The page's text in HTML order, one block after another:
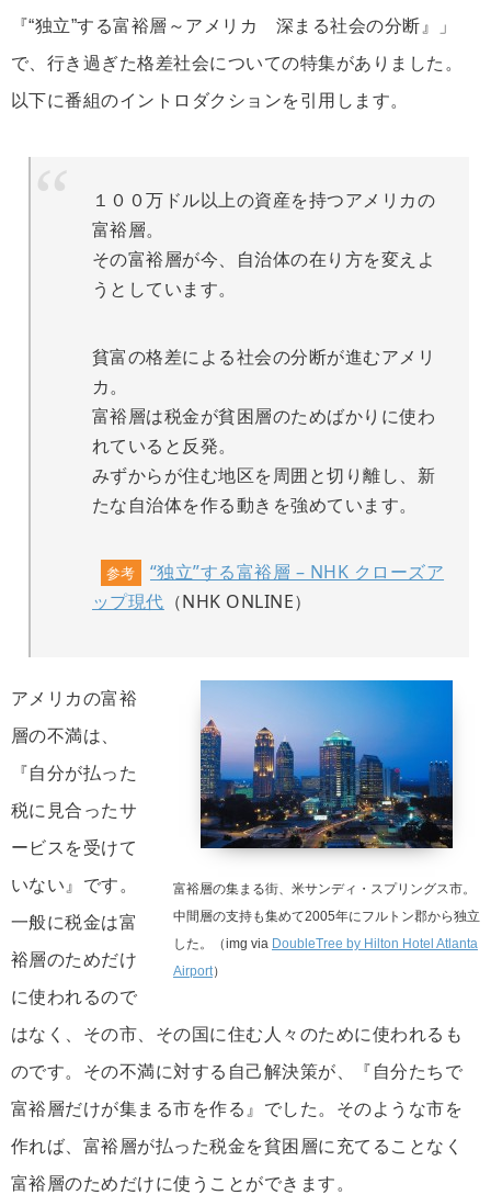
『“独立”する富裕層～アメリカ 深まる社会の分断』」
で、行き過ぎた格差社会についての特集がありました。
以下に番組のイントロダクションを引用します。
１００万ドル以上の資産を持つアメリカの
富裕層。
その富裕層が今、自治体の在り方を変えよ
うとしています。
貧富の格差による社会の分断が進むアメリ
カ。
富裕層は税金が貧困層のためばかりに使わ
れていると反発。
みずからが住む地区を周囲と切り離し、新
たな自治体を作る動きを強めています。
参考
“独立”する富裕層 – NHK クローズア
ップ現代 （NHK ONLINE）
富裕層の集まる街、米サンディ・スプリングス市。
中間層の支持も集めて2005年にフルトン郡から独立
した。（img via DoubleTree by Hilton Hotel Atlanta
Airport）
アメリカの富裕
層の不満は、
『自分が払った
税に見合ったサ
ービスを受けて
いない』です。
一般に税金は富
裕層のためだけ
に使われるので
はなく、その市、その国に住む人々のために使われるも
のです。その不満に対する自己解決策が、『自分たちで
富裕層だけが集まる市を作る』でした。そのような市を
作れば、富裕層が払った税金を貧困層に充てることなく
富裕層のためだけに使うことができます。